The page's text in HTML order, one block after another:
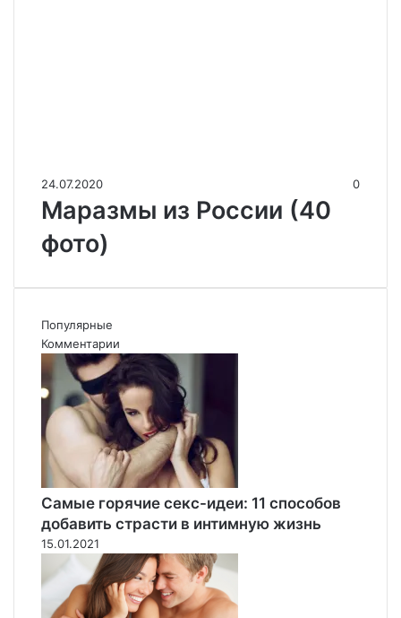
24.07.2020 0
Маразмы из России (40
фото)
Популярные
Комментарии
Самые горячие секс-идеи: 11 способов
добавить страсти в интимную жизнь
15.01.2021